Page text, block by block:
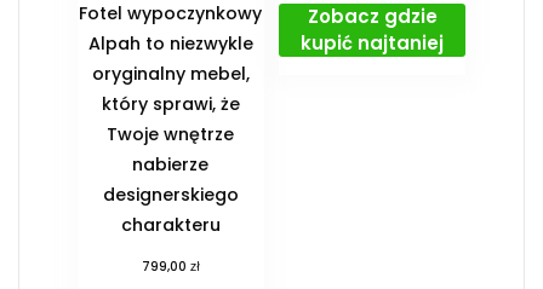
Fotel wypoczynkowy
Alpah to niezwykle
oryginalny mebel,
który sprawi, że
Twoje wnętrze
nabierze
designerskiego
charakteru
799,00 zł
Zobacz gdzie
kupić najtaniej